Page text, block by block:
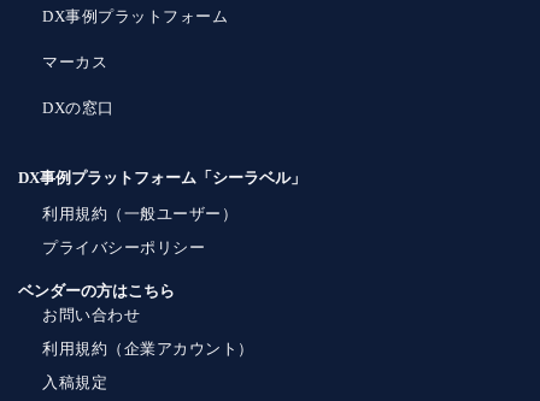
DX事例プラットフォーム
マーカス
DXの窓口
DX事例プラットフォーム「シーラベル」
利用規約（一般ユーザー）
プライバシーポリシー
ベンダーの方はこちら
お問い合わせ
利用規約（企業アカウント）
入稿規定